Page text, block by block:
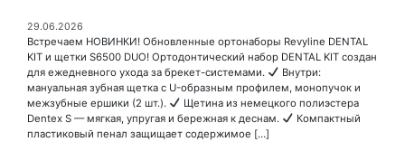
29.06.2026
Встречаем НОВИНКИ! Обновленные ортонаборы Revyline DENTAL
KIT и щетки S6500 DUO! Ортодонтический набор DENTAL KIT создан
для ежедневного ухода за брекет-системами.
Внутри:
мануальная зубная щетка с U-образным профилем, монопучок и
межзубные ершики (2 шт.).
Щетина из немецкого полиэстера
Dentex S — мягкая, упругая и бережная к деснам.
Компактный
пластиковый пенал защищает содержимое […]